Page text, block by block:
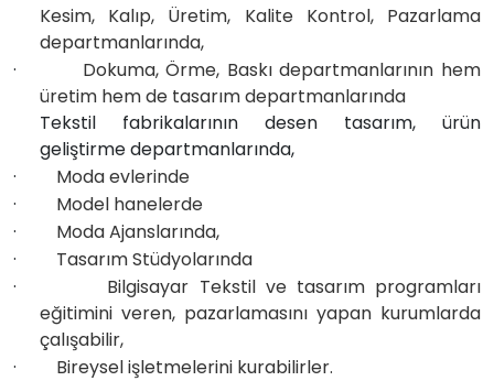
Kesim, Kalıp, Üretim, Kalite Kontrol, Pazarlama
departmanlarında,
·
Dokuma, Örme, Baskı departmanlarının hem
üretim hem de tasarım departmanlarında
Tekstil fabrikalarının desen tasarım, ürün
geliştirme departmanlarında,
·
Moda evlerinde
·
Model hanelerde
·
Moda Ajanslarında,
·
Tasarım Stüdyolarında
·
Bilgisayar Tekstil ve tasarım programları
eğitimini veren, pazarlamasını yapan kurumlarda
çalışabilir,
·
Bireysel işletmelerini kurabilirler.